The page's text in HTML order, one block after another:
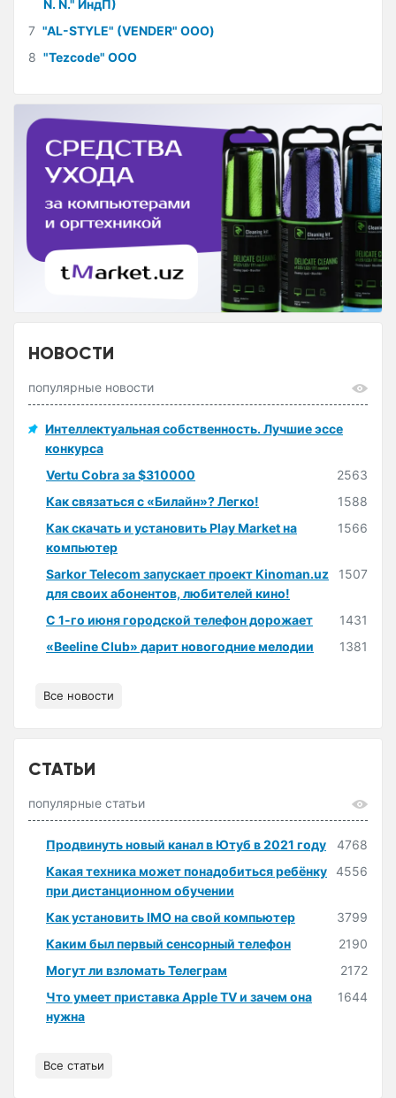
N. N." ИндП)
7 "AL-STYLE" (VENDER" ООО)
8 "Tezcode" ООО
НОВОСТИ
популярные новости
Интеллектуальная собственность. Лучшие эссе
конкурса
Vertu Cobra за $310000
2563
Как связаться с «Билайн»? Легко!
1588
Как скачать и установить Play Market на
компьютер
1566
Sarkor Telecom запускает проект Kinoman.uz
для своих абонентов, любителей кино!
1507
С 1-го июня городской телефон дорожает
1431
«Beeline Club» дарит новогодние мелодии
1381
Все новости
СТАТЬИ
популярные статьи
Продвинуть новый канал в Ютуб в 2021 году
4768
Какая техника может понадобиться ребёнку
при дистанционном обучении
4556
Как установить IMO на свой компьютер
3799
Каким был первый сенсорный телефон
2190
Могут ли взломать Телеграм
2172
Что умеет приставка Apple TV и зачем она
нужна
1644
Все статьи